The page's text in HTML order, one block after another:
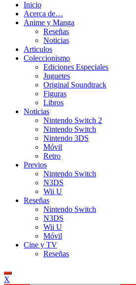
Inicio
Acerca de…
Anime y Manga
Reseñas
Noticias
Articulos
Coleccionismo
Ediciones Especiales
Juguetes
Original Soundtrack
Figuras
Libros
Noticias
Nintendo Switch 2
Nintendo Switch
Nintendo 3DS
Móvil
Retro
Previos
Nintendo Switch
N3DS
Wii U
Reseñas
Nintendo Switch
N3DS
Wii U
Móvil
Cine y TV
Reseñas
X